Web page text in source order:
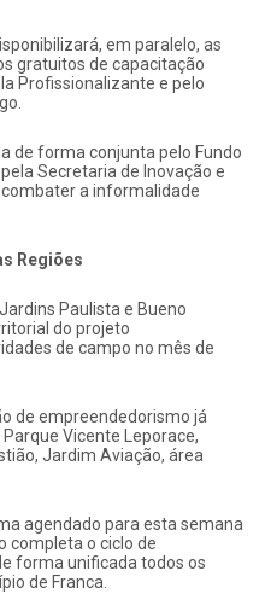
em paralelo, as
gratuitos de capacitação
Profissionalizante e pelo
de forma conjunta pelo Fundo
Secretaria de Inovação e
a informalidade
Regiões
Paulista e Bueno
do projeto
de campo no mês de
de empreendedorismo já
Vicente Leporace,
Jardim Aviação, área
agendado para esta semana
completa o ciclo de
forma unificada todos os
de Franca.